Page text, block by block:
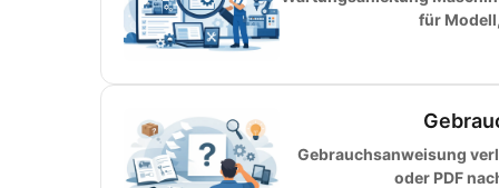
für
Gebrauchsanweisung
oder PDF